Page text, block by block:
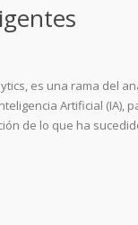
es una rama del
Artificial
de lo que ha